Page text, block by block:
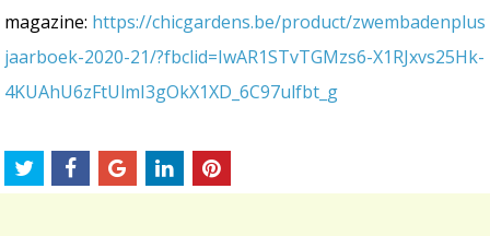
magazine: https://chicgardens.be/product/
jaarboek-2020-21/?fbclid=IwAR1STvTGMzs6-X1RJxvs25Hk-
4KUAhU6zFtUlmI3gOkX1XD_6C97ulfbt_g